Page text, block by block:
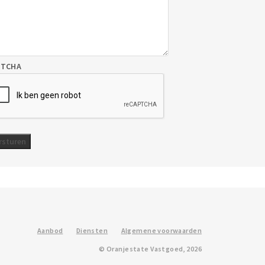
Aanbod Diensten Algemene voorwaarden
© Oranjestate Vastgoed, 2026